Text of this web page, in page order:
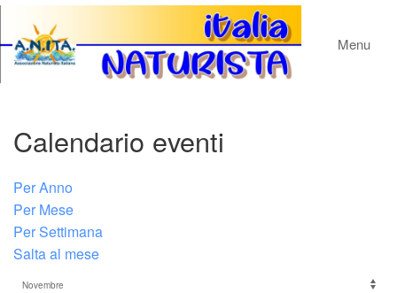
Menu
Calendario eventi
Per Anno
Per Mese
Per Settimana
Salta al mese